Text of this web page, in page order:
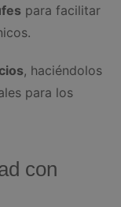
para facilitar
, haciéndolos
para los
con